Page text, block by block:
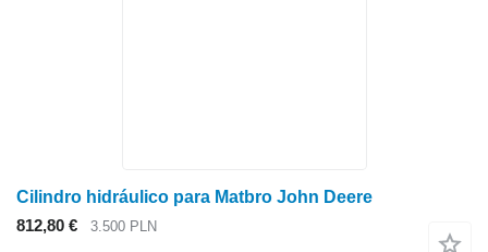
Cilindro hidráulico para Matbro John Deere
812,80 €
3.500 PLN